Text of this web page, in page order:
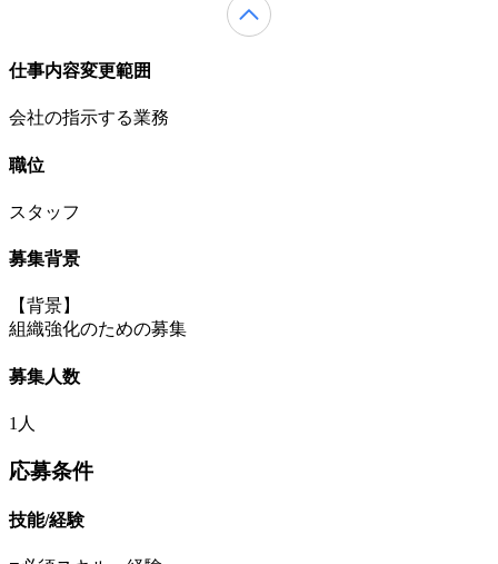
仕事内容変更範囲
会社の指示する業務
職位
スタッフ
募集背景
【背景】
組織強化のための募集
募集人数
1人
応募条件
技能/経験